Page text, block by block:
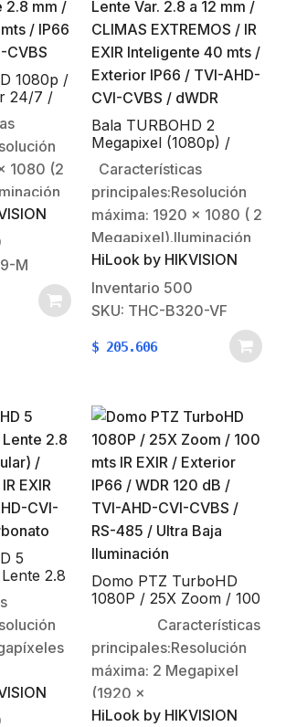
1080p /
24/7 /
2.8 mm /
/
CVI-
1080 (2
@
0 Lux
2.8mm
de luz
en…
M
Bala TURBOHD 2
Megapixel (1080p) /
Lente Var. 2.8 a 12 mm /
CLIMAS EXTREMOS /
IR EXIR Inteligente 40
mts / Exterior IP66 /
TVI-AHD-CVI-CVBS /
dWDR
Características
principales:Resolución
máxima: 1920 x 1080 ( 2
Megapixel).Iluminación
mínima: 0.01 Lux @
(F1.2, AGC ON, 0 Lux
con IR.Lente varifocal:
2.8 – 12 mm (angulo de
apertura 33.4º –
4 tecnologías
seleccionables (TVI /
AHD / CVI /…
HiLook by HIKVISION
Inventario 500
SKU: THC-B320-VF
$ 205.606
5
2.8
/
EXIR
CVI-
@
Domo PTZ TurboHD
1080P / 25X Zoom / 100
mts IR EXIR / Exterior
IP66 / WDR 120 dB /
TVI-AHD-CVI-CVBS /
RS-485 / Ultra Baja
Iluminación
Características
principales:Resolución
máxima: 2 Megapixel
(1920 x
1080).Iluminación
HiLook by HIKVISION